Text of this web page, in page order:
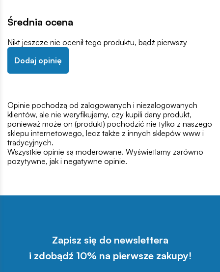
Średnia ocena
Nikt jeszcze nie ocenił tego produktu, bądź pierwszy
Dodaj opinię
Opinie pochodzą od zalogowanych i niezalogowanych
klientów, ale nie weryfikujemy, czy kupili dany produkt,
ponieważ może on (produkt) pochodzić nie tylko z naszego
sklepu internetowego, lecz także z innych sklepów www i
tradycyjnych.
Wszystkie opinie są moderowane. Wyświetlamy zarówno
pozytywne, jak i negatywne opinie.
Zapisz się do newslettera
i zdobądź 10% na pierwsze zakupy!